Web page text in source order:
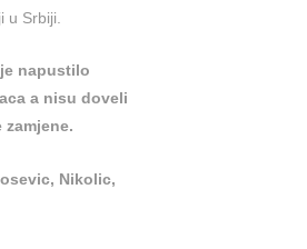
u Srbiji.
napustilo
a nisu doveli
zamjene.
Nikolic,